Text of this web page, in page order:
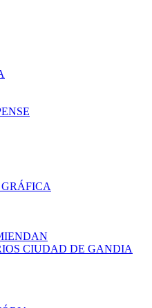
CIUDAD DE GANDIA